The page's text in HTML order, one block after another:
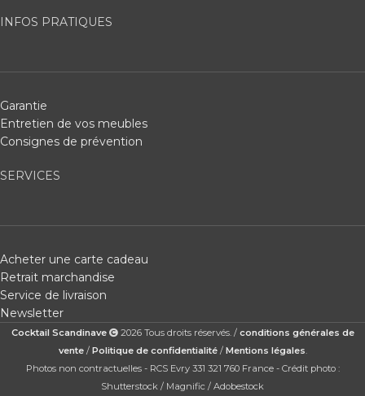
INFOS PRATIQUES
Garantie
Entretien de vos meubles
Consignes de prévention
SERVICES
Acheter une carte cadeau
Retrait marchandise
Service de livraison
Newsletter
Cocktail Scandinave 2026 Tous droits réservés. / conditions générales de
vente/ Politique de confidentialité/ Mentions légales.
Photos non contractuelles - RCS Evry 331 321 760 France - Crédit photo :
Shutterstock / Magnific / Adobestock